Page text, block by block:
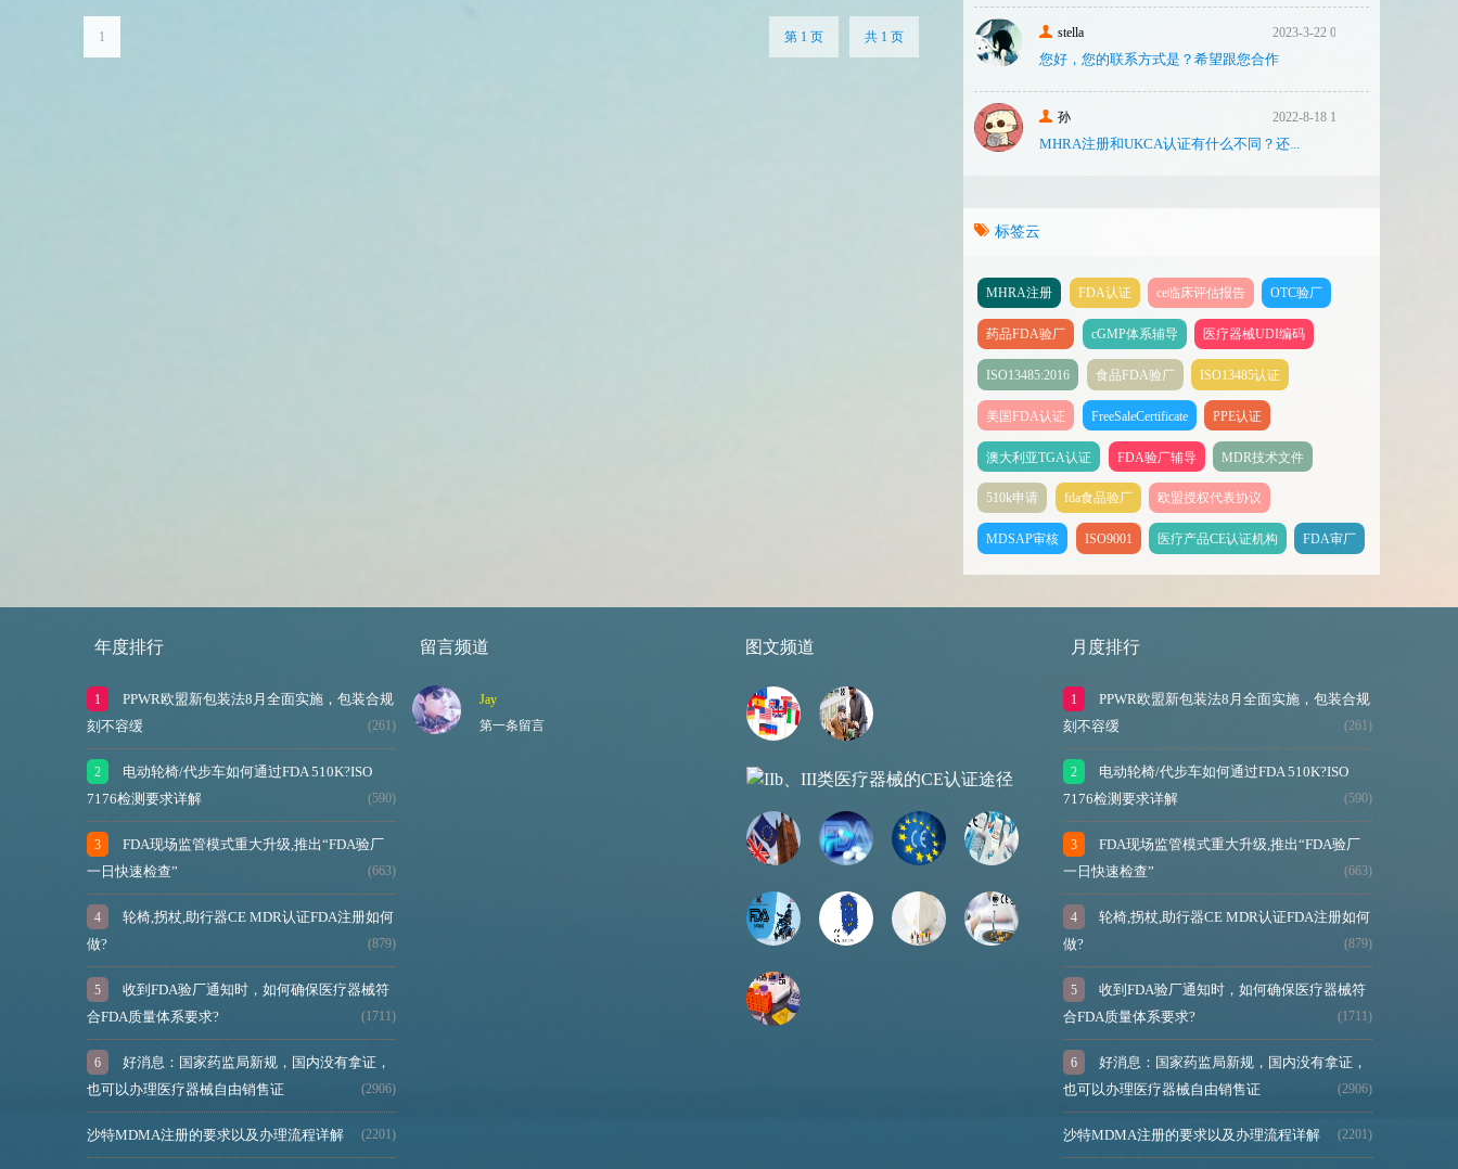
第 1 页 共 1 页
1 stella 2023-3-22 08:31
您好，您的联系方式是？希望跟您合作
孙 2022-8-18 17:47
MHRA注册和UKCA认证有什么不同？还...
标签云
MHRA注册 FDA认证 ce临床评估报告 OTC验厂
药品FDA验厂 cGMP体系辅导 医疗器械UDI编码
ISO13485:2016 食品FDA验厂 ISO13485认证
美国FDA认证 FreeSaleCertificate PPE认证
澳大利亚TGA认证 FDA验厂辅导 MDR技术文件
510k申请 fda食品验厂 欧盟授权代表协议
MDSAP审核 ISO9001 医疗产品CE认证机构 FDA审厂
年度排行
PPWR欧盟新包装法8月全面实施，包装合规
刻不容缓
(261)
电动轮椅/代步车如何通过FDA 510K?ISO
7176检测要求详解
(590)
FDA现场监管模式重大升级,推出“FDA验厂
一日快速检查”
(663)
轮椅,拐杖,助行器CE MDR认证FDA注册如何
做?
(879)
收到FDA验厂通知时，如何确保医疗器械符
合FDA质量体系要求?
(1711)
好消息：国家药监局新规，国内没有拿证，
也可以办理医疗器械自由销售证
(2906)
沙特MDMA注册的要求以及办理流程详解 (2201)
留言频道
Jay
第一条留言
图文频道 月度排行
PPWR欧盟新包装法8月全面实施，包装合规
刻不容缓
(261)
电动轮椅/代步车如何通过FDA 510K?ISO
7176检测要求详解
(590)
FDA现场监管模式重大升级,推出“FDA验厂
一日快速检查”
(663)
轮椅,拐杖,助行器CE MDR认证FDA注册如何
做?
(879)
收到FDA验厂通知时，如何确保医疗器械符
合FDA质量体系要求?
(1711)
好消息：国家药监局新规，国内没有拿证，
也可以办理医疗器械自由销售证
(2906)
沙特MDMA注册的要求以及办理流程详解 (2201)